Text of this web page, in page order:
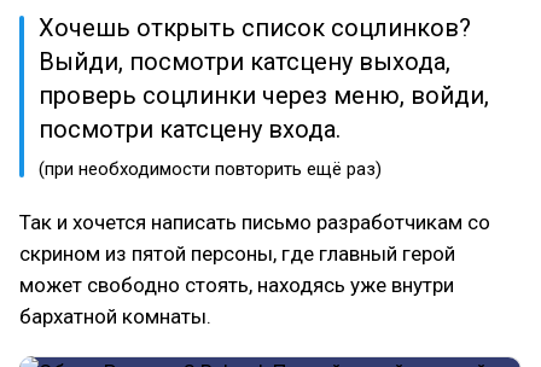
Хочешь открыть список соцлинков?
Выйди, посмотри катсцену выхода,
проверь соцлинки через меню, войди,
посмотри катсцену входа.
(при необходимости повторить ещё раз)
Так и хочется написать письмо разработчикам со
скрином из пятой персоны, где главный герой
может свободно стоять, находясь уже внутри
бархатной комнаты.